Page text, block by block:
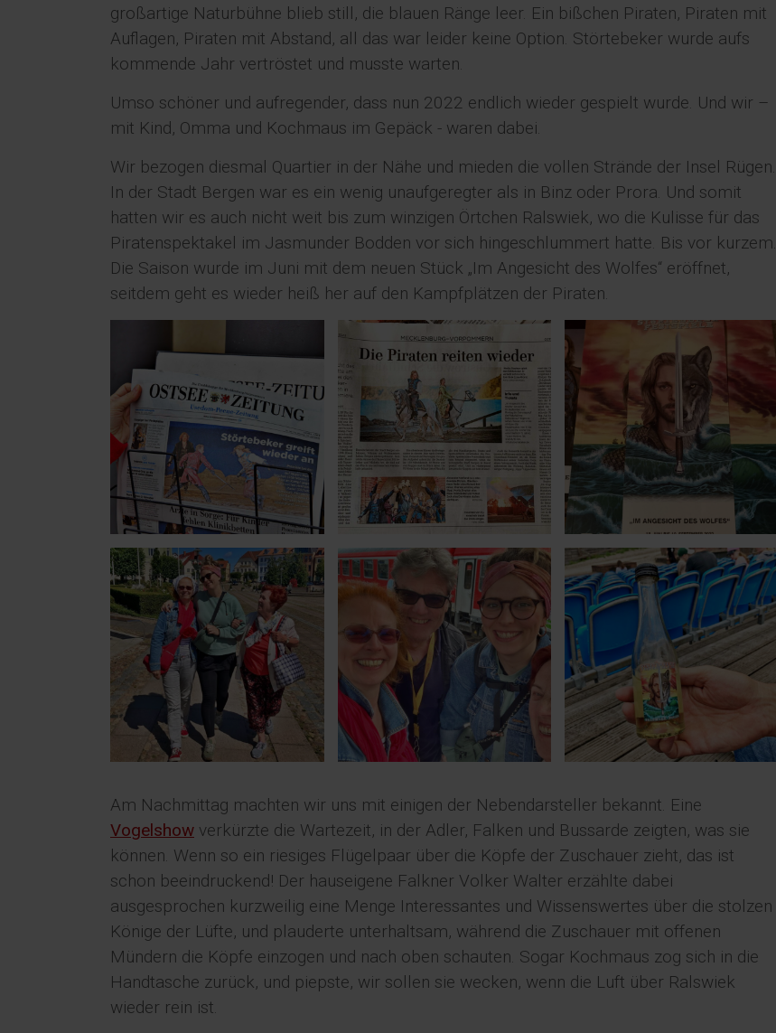
großartige Naturbühne blieb still, die blauen Ränge leer. Ein bißchen Piraten, Piraten mit
Auflagen, Piraten mit Abstand, all das war leider keine Option. Störtebeker wurde aufs
kommende Jahr vertröstet und musste warten.
Umso schöner und aufregender, dass nun 2022 endlich wieder gespielt wurde. Und wir –
mit Kind, Omma und Kochmaus im Gepäck - waren dabei.
Wir bezogen diesmal Quartier in der Nähe und mieden die vollen Strände der Insel Rügen.
In der Stadt Bergen war es ein wenig unaufgeregter als in Binz oder Prora. Und somit
hatten wir es auch nicht weit bis zum winzigen Örtchen Ralswiek, wo die Kulisse für das
Piratenspektakel im Jasmunder Bodden vor sich hingeschlummert hatte. Bis vor kurzem.
Die Saison wurde im Juni mit dem neuen Stück „Im Angesicht des Wolfes“ eröffnet,
seitdem geht es wieder heiß her auf den Kampfplätzen der Piraten.
Am Nachmittag machten wir uns mit einigen der Nebendarsteller bekannt. Eine
Vogelshow verkürzte die Wartezeit, in der Adler, Falken und Bussarde zeigten, was sie
können. Wenn so ein riesiges Flügelpaar über die Köpfe der Zuschauer zieht, das ist
schon beeindruckend! Der hauseigene Falkner Volker Walter erzählte dabei
ausgesprochen kurzweilig eine Menge Interessantes und Wissenswertes über die stolzen
Könige der Lüfte, und plauderte unterhaltsam, während die Zuschauer mit offenen
Mündern die Köpfe einzogen und nach oben schauten. Sogar Kochmaus zog sich in die
Handtasche zurück, und piepste, wir sollen sie wecken, wenn die Luft über Ralswiek
wieder rein ist.